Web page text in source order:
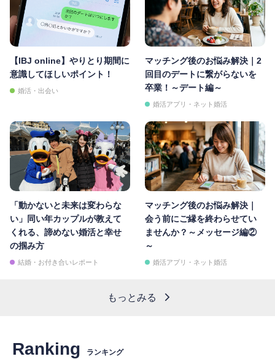
【IBJ online】やりとり期間に
意識してほしいポイント！
婚活・出会い
マッチング後のお悩み解決｜2
回目のデートに繋がらないを
卒業！～デート編～
婚活アプリ・ネット婚活
「動かないと未来は変わらな
い」同い年カップルが教えて
くれる、諦めない婚活と幸せ
の掴み方
結婚・お付き合いレポート
マッチング後のお悩み解決｜
会う前にご縁を終わらせてい
ませんか？～メッセージ編②
～
婚活アプリ・ネット婚活
もっとみる
Ranking ランキング